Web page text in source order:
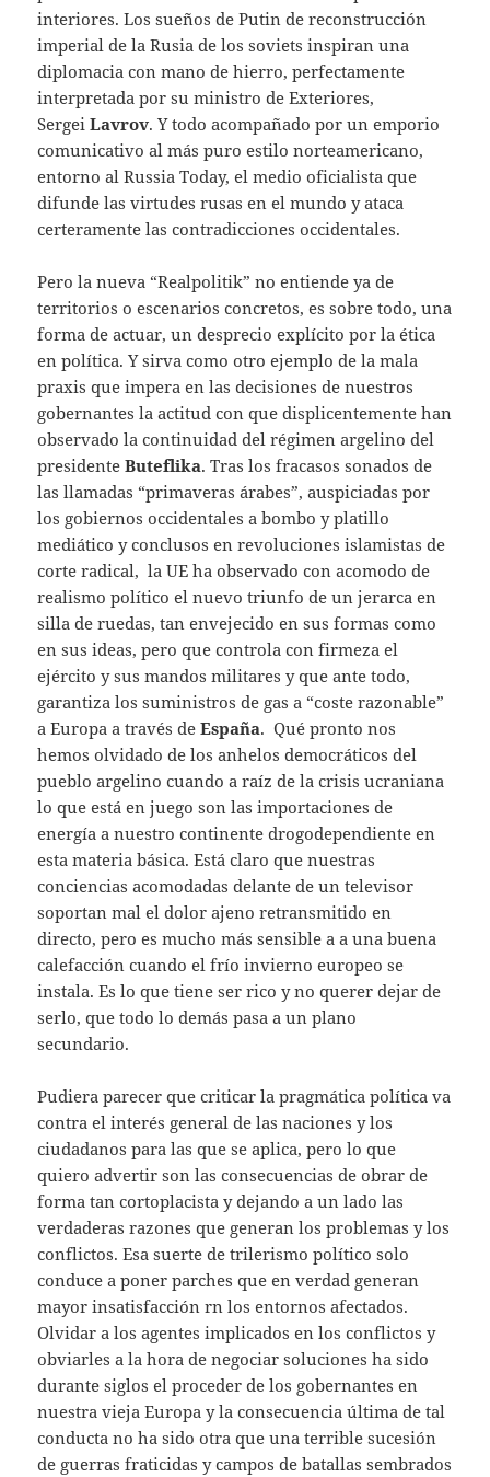
interiores. Los sueños de Putin de reconstrucción
imperial de la Rusia de los soviets inspiran una
diplomacia con mano de hierro, perfectamente
interpretada por su ministro de Exteriores,
SergeiLavrov. Y todo acompañado por un emporio
comunicativo al más puro estilo norteamericano,
entorno al Russia Today, el medio oficialista que
difunde las virtudes rusas en el mundo y ataca
certeramente las contradicciones occidentales.
Pero la nueva “Realpolitik” no entiende ya de
territorios o escenarios concretos, es sobre todo, una
forma de actuar, un desprecio explícito por la ética
en política. Y sirva como otro ejemplo de la mala
praxis que impera en las decisiones de nuestros
gobernantes la actitud con que displicentemente han
observado la continuidad del régimen argelino del
presidenteButeflika. Tras los fracasos sonados de
las llamadas “primaveras árabes”, auspiciadas por
los gobiernos occidentales a bombo y platillo
mediático y conclusos en revoluciones islamistas de
corte radical, la UE ha observado con acomodo de
realismo político el nuevo triunfo de un jerarca en
silla de ruedas, tan envejecido en sus formas como
en sus ideas, pero que controla con firmeza el
ejército y sus mandos militares y que ante todo,
garantiza los suministros de gas a “coste razonable”
a Europa a través deEspaña. Qué pronto nos
hemos olvidado de los anhelos democráticos del
pueblo argelino cuando a raíz de la crisis ucraniana
lo que está en juego son las importaciones de
energía a nuestro continente drogodependiente en
esta materia básica. Está claro que nuestras
conciencias acomodadas delante de un televisor
soportan mal el dolor ajeno retransmitido en
directo, pero es mucho más sensible a a una buena
calefacción cuando el frío invierno europeo se
instala. Es lo que tiene ser rico y no querer dejar de
serlo, que todo lo demás pasa a un plano
secundario.
Pudiera parecer que criticar la pragmática política va
contra el interés general de las naciones y los
ciudadanos para las que se aplica, pero lo que
quiero advertir son las consecuencias de obrar de
forma tan cortoplacista y dejando a un lado las
verdaderas razones que generan los problemas y los
conflictos. Esa suerte de trilerismo político solo
conduce a poner parches que en verdad generan
mayor insatisfacción rn los entornos afectados.
Olvidar a los agentes implicados en los conflictos y
obviarles a la hora de negociar soluciones ha sido
durante siglos el proceder de los gobernantes en
nuestra vieja Europa y la consecuencia última de tal
conducta no ha sido otra que una terrible sucesión
de guerras fraticidas y campos de batallas sembrados